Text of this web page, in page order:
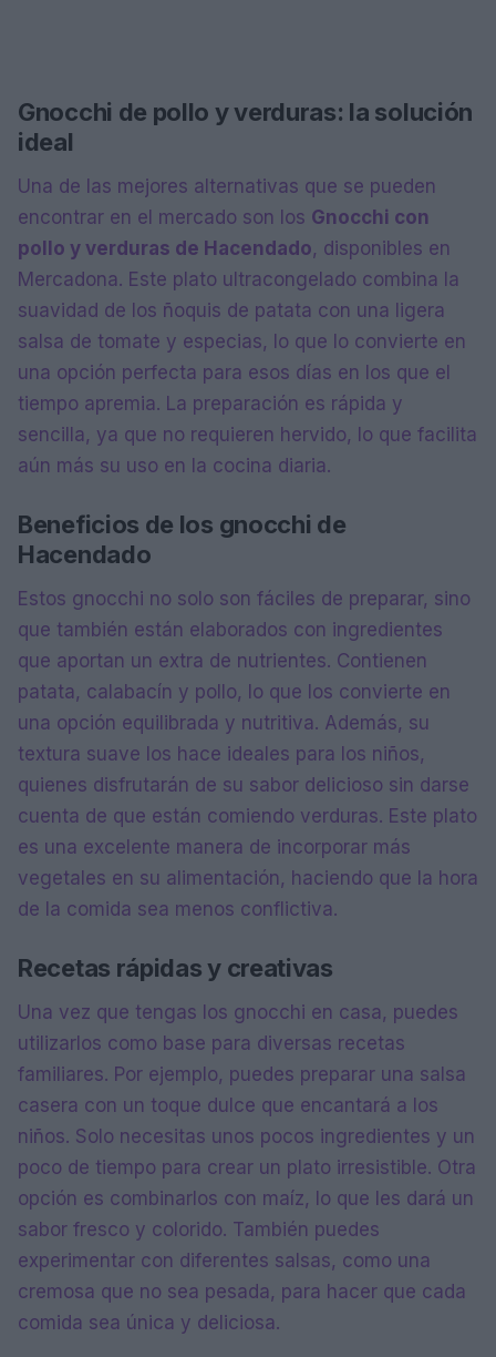
Gnocchi de pollo y verduras: la solución
ideal
Una de las mejores alternativas que se pueden
encontrar en el mercado son los Gnocchi con
pollo y verduras de Hacendado, disponibles en
Mercadona. Este plato ultracongelado combina la
suavidad de los ñoquis de patata con una ligera
salsa de tomate y especias, lo que lo convierte en
una opción perfecta para esos días en los que el
tiempo apremia. La preparación es rápida y
sencilla, ya que no requieren hervido, lo que facilita
aún más su uso en la cocina diaria.
Beneficios de los gnocchi de
Hacendado
Estos gnocchi no solo son fáciles de preparar, sino
que también están elaborados con ingredientes
que aportan un extra de nutrientes. Contienen
patata, calabacín y pollo, lo que los convierte en
una opción equilibrada y nutritiva. Además, su
textura suave los hace ideales para los niños,
quienes disfrutarán de su sabor delicioso sin darse
cuenta de que están comiendo verduras. Este plato
es una excelente manera de incorporar más
vegetales en su alimentación, haciendo que la hora
de la comida sea menos conflictiva.
Recetas rápidas y creativas
Una vez que tengas los gnocchi en casa, puedes
utilizarlos como base para diversas recetas
familiares. Por ejemplo, puedes preparar una salsa
casera con un toque dulce que encantará a los
niños. Solo necesitas unos pocos ingredientes y un
poco de tiempo para crear un plato irresistible. Otra
opción es combinarlos con maíz, lo que les dará un
sabor fresco y colorido. También puedes
experimentar con diferentes salsas, como una
cremosa que no sea pesada, para hacer que cada
comida sea única y deliciosa.